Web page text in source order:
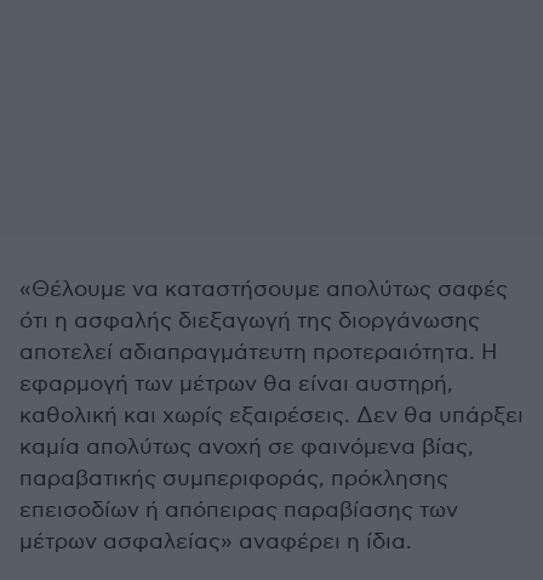
«Θέλουμε να καταστήσουμε απολύτως σαφές
ότι η ασφαλής διεξαγωγή της διοργάνωσης
αποτελεί αδιαπραγμάτευτη προτεραιότητα. Η
εφαρμογή των μέτρων θα είναι αυστηρή,
καθολική και χωρίς εξαιρέσεις. Δεν θα υπάρξει
καμία απολύτως ανοχή σε φαινόμενα βίας,
παραβατικής συμπεριφοράς, πρόκλησης
επεισοδίων ή απόπειρας παραβίασης των
μέτρων ασφαλείας» αναφέρει η ίδια.